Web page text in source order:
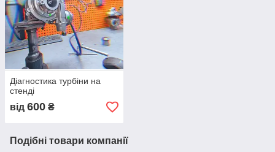
Діагностика турбіни на
стенді
від 600 ₴
Подібні товари компанії